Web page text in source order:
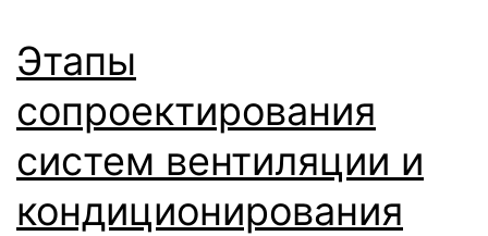
Этапы
сопроектирования
систем вентиляции и
кондиционирования